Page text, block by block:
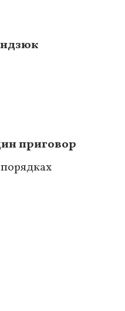
приговор